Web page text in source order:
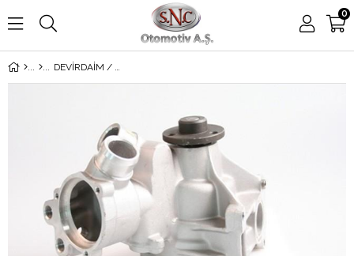
0
DEVİRDAİM / SU POMPASI 140 - 104